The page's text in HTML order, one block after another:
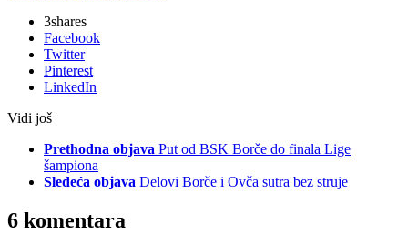
3shares
Facebook
Twitter
Pinterest
LinkedIn
Vidi još
Prethodna objava Put od BSK Borče do finala Lige
šampiona
Sledeća objava Delovi Borče i Ovča sutra bez struje
6 komentara